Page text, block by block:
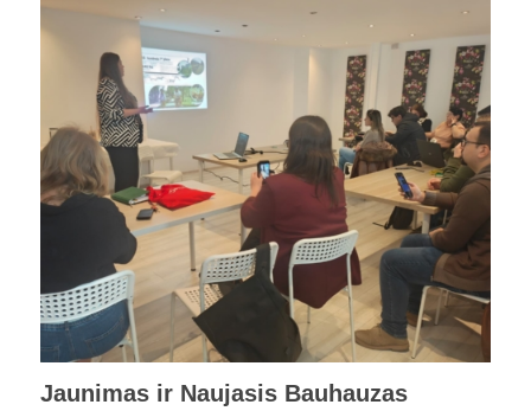
Jaunimas ir Naujasis Bauhauzas